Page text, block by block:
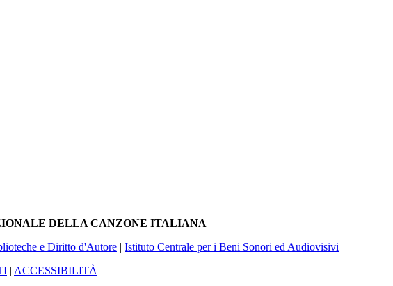
DELLA CANZONE ITALIANA
e Diritto d'Autore | Istituto Centrale per i Beni Sonori ed Audiovisivi
| ACCESSIBILITÀ